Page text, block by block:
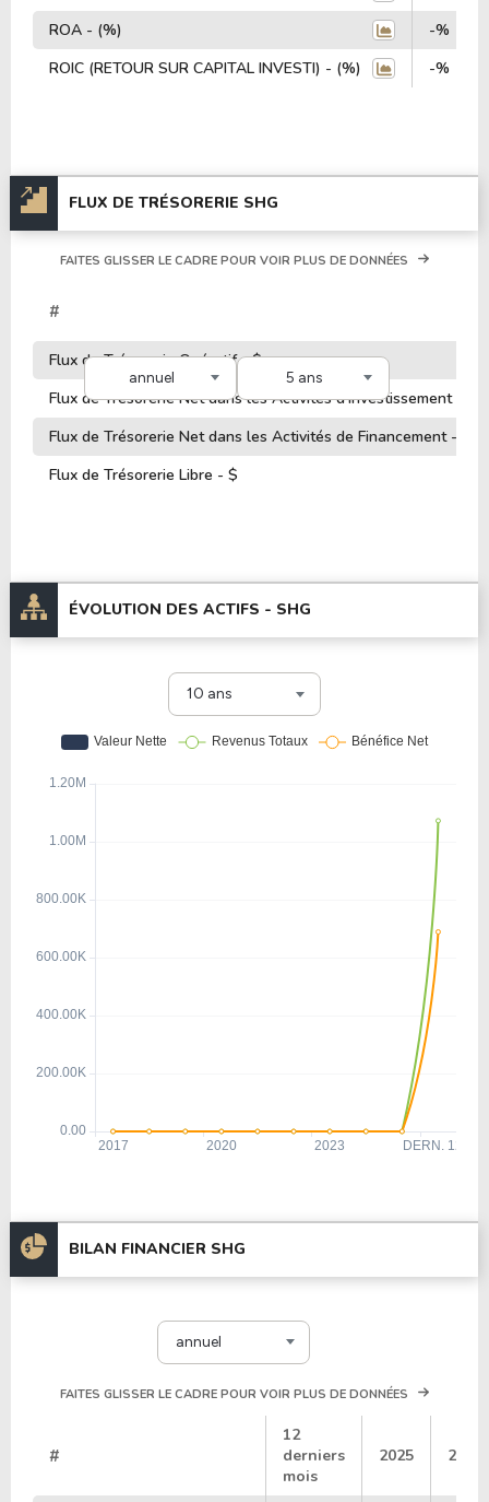
ROA - (%)
-%
ROIC (RETOUR SUR CAPITAL INVESTI) - (%)
-%
FLUX DE TRÉSORERIE SHG
annuel 5 ans
FAITES GLISSER LE CADRE POUR VOIR PLUS DE DONNÉES
#
Flux de Trésorerie Opératif - $
Flux de Trésorerie Net dans les Activités d'Investissement - $
Flux de Trésorerie Net dans les Activités de Financement - $
Flux de Trésorerie Libre - $
ÉVOLUTION DES ACTIFS - SHG
10 ans
BILAN FINANCIER SHG
annuel
FAITES GLISSER LE CADRE POUR VOIR PLUS DE DONNÉES
#
12
derniers
mois
2025 2024